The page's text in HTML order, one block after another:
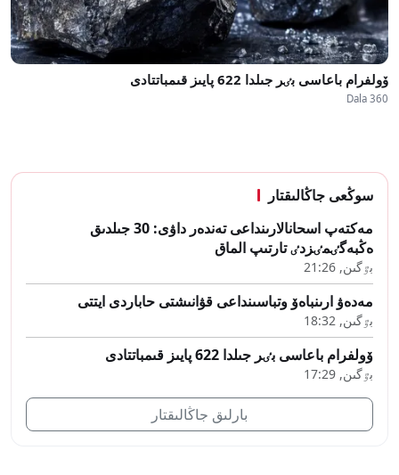
ۆولفرام باعاسى بٸر جىلدا 622 پايىز قىمباتتادى
Dala 360
سوڭعى جاڭالىقتار
مەكتەپ اسحانالارىنداعى تەندەر داۋى: 30 جىلدىق
ەڭبەگٸمٸزدٸ تارتىپ الماق
بٷگىن, 21:26
مەدەۋ ارىنباەۆ وتباسىنداعى قۋانىشتى حاباردى ايتتى
بٷگىن, 18:32
ۆولفرام باعاسى بٸر جىلدا 622 پايىز قىمباتتادى
بٷگىن, 17:29
بارلىق جاڭالىقتار